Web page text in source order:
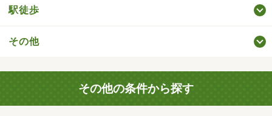
駅徒歩
その他
その他の条件から探す